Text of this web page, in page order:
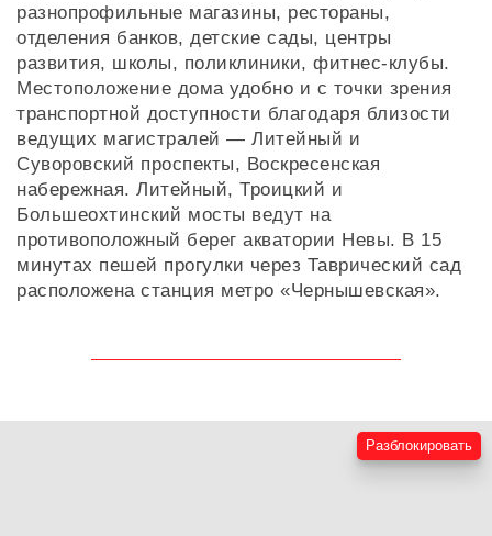
разнопрофильные магазины, рестораны,
отделения банков, детские сады, центры
развития, школы, поликлиники, фитнес-клубы.
Местоположение дома удобно и с точки зрения
транспортной доступности благодаря близости
ведущих магистралей — Литейный и
Суворовский проспекты, Воскресенская
набережная. Литейный, Троицкий и
Большеохтинский мосты ведут на
противоположный берег акватории Невы. В 15
минутах пешей прогулки через Таврический сад
расположена станция метро «Чернышевская».
Разблокировать